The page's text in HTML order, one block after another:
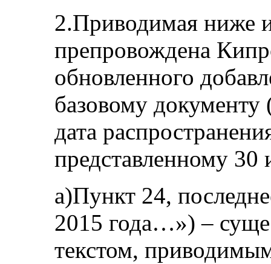
2.Приводимая ниже
препровождена
обновленного
базовому
дата
представленному 30
a)Пункт 24,
2015 года…») –
текстом,